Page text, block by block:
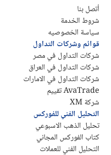
أتصل بنا
شروط الخدمة
سياسة الخصوصيه
قوائم وشركات التداول
شركات التداول في مصر
شركات التداول في العراق
شركات التداول في الامارات
AvaTrade تقييم
شركة XM
التحليل الفني للفوركس
تحليل الذهب الاسبوعي
كتاب الفوركس المجاني
التحليل الفني للعملات